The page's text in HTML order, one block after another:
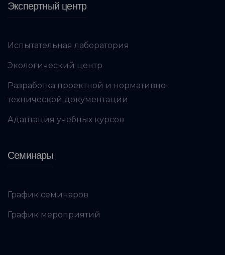
Экспертный центр
Испытательная лаборатория
Экологический центр
Разработка проектной и нормативно-
технической документации
Адаптация учебных курсов
Семинары
График семинаров
График мероприятий